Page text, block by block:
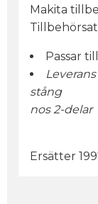
Makita
Passar
stång
nos 2-delar
Ersätter